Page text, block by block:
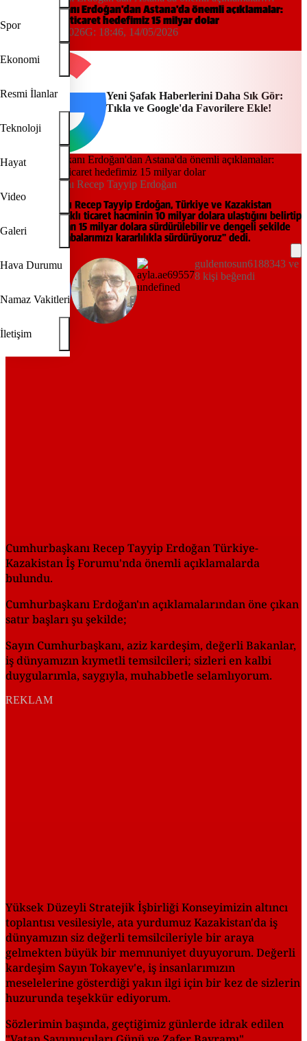
Spor
Ekonomi
Resmi İlanlar
Teknoloji
Hayat
Video
Galeri
Hava Durumu
Namaz Vakitleri
İletişim
Kazakistan'la ticaret hedefimiz 15 milyar dolar
Cumhurbaşkanı Erdoğan'dan Astana'da önemli açıklamalar:
Kazakistan'la ticaret hedefimiz 15 milyar dolar
16:13, 14/05/2026G: 18:46, 14/05/2026
Yeni Şafak Haberlerini Daha Sık Gör:
Tıkla ve Google'da Favorilere Ekle!
Cumhurbaşkanı Recep Tayyip Erdoğan
Cumhurbaşkanı Recep Tayyip Erdoğan, Türkiye ve Kazakistan
arasında karşılıklı ticaret hacminin 10 milyar dolara ulaştığını belirtip
"Hedefimiz olan 15 milyar dolara sürdürülebilir ve dengeli şekilde
ulaşmak için çabalarımızı kararlılıkla sürdürüyoruz" dedi.
guldentosun6188343 ve
8 kişi beğendi
REKLAM
Cumhurbaşkanı Recep Tayyip Erdoğan Türkiye-
Kazakistan İş Forumu'nda önemli açıklamalarda
bulundu.
Cumhurbaşkanı Erdoğan'ın açıklamalarından öne çıkan
satır başları şu şekilde;
Sayın Cumhurbaşkanı, aziz kardeşim, değerli Bakanlar,
iş dünyamızın kıymetli temsilcileri; sizleri en kalbi
duygularımla, saygıyla, muhabbetle selamlıyorum.
REKLAM
Yüksek Düzeyli Stratejik İşbirliği Konseyimizin altıncı
toplantısı vesilesiyle, ata yurdumuz Kazakistan'da iş
dünyamızın siz değerli temsilcileriyle bir araya
gelmekten büyük bir memnuniyet duyuyorum. Değerli
kardeşim Sayın Tokayev'e, iş insanlarımızın
meselelerine gösterdiği yakın ilgi için bir kez de sizlerin
huzurunda teşekkür ediyorum.
Sözlerimin başında, geçtiğimiz günlerde idrak edilen